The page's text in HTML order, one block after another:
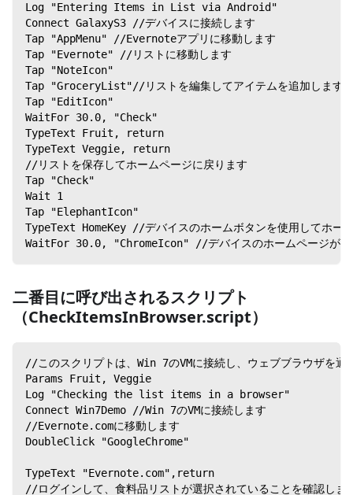
Log "Entering Items in List via Android"
Connect GalaxyS3 //デバイスに接続します
Tap "AppMenu" //Evernoteアプリに移動します
Tap "Evernote" //リストに移動します
Tap "NoteIcon"
Tap "GroceryList"//リストを編集してアイテムを追加します
Tap "EditIcon"
WaitFor 30.0, "Check"
TypeText Fruit, return
TypeText Veggie, return
//リストを保存してホームページに戻ります
Tap "Check"
Wait 1
Tap "ElephantIcon"
TypeText HomeKey //デバイスのホームボタンを使用してホー
WaitFor 30.0, "ChromeIcon" //デバイスのホームページが表
二番目に呼び出されるスクリプト
（CheckItemsInBrowser.script）
//このスクリプトは、Win 7のVMに接続し、ウェブブラウザを
Params Fruit, Veggie
Log "Checking the list items in a browser"
Connect Win7Demo //Win 7のVMに接続します
//Evernote.comに移動します
DoubleClick "GoogleChrome"
TypeText "Evernote.com",return
//ログインして、食料品リストが選択されていることを確認しま